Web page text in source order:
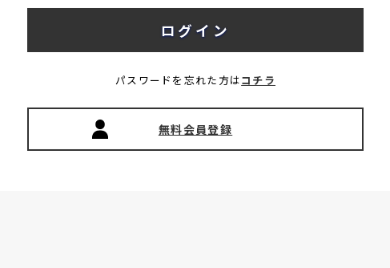
パスワードを忘れた方はコチラ
無料会員登録